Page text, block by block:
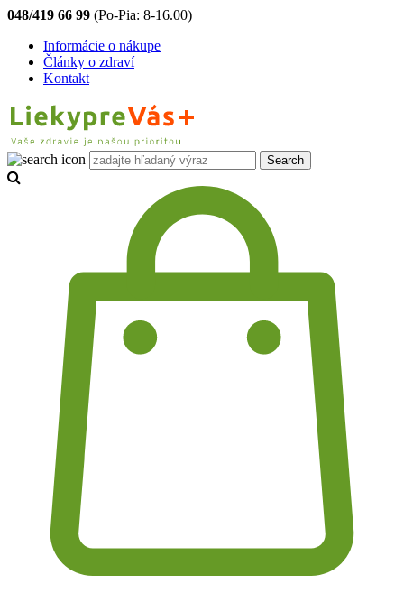
048/419 66 99 (Po-Pia: 8-16.00)
Informácie o nákupe
Články o zdraví
Kontakt